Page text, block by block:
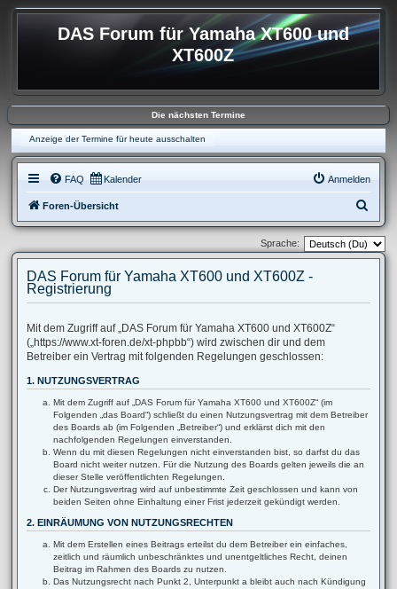
DAS Forum für Yamaha XT600 und
XT600Z
Die nächsten Termine
Anzeige der Termine für heute ausschalten
FAQ Kalender Anmelden
Foren-Übersicht
u
c
Sprache:
DAS Forum für Yamaha XT600 und XT600Z -
Registrierung
Mit dem Zugriff auf „DAS Forum für Yamaha XT600 und XT600Z“
(„https://www.xt-foren.de/xt-phpbb“) wird zwischen dir und dem
Betreiber ein Vertrag mit folgenden Regelungen geschlossen:
1. NUTZUNGSVERTRAG
Mit dem Zugriff auf „DAS Forum für Yamaha XT600 und XT600Z“ (im
Folgenden „das Board“) schließt du einen Nutzungsvertrag mit dem Betreiber
des Boards ab (im Folgenden „Betreiber“) und erklärst dich mit den
nachfolgenden Regelungen einverstanden.
Wenn du mit diesen Regelungen nicht einverstanden bist, so darfst du das
Board nicht weiter nutzen. Für die Nutzung des Boards gelten jeweils die an
dieser Stelle veröffentlichten Regelungen.
Der Nutzungsvertrag wird auf unbestimmte Zeit geschlossen und kann von
beiden Seiten ohne Einhaltung einer Frist jederzeit gekündigt werden.
2. EINRÄUMUNG VON NUTZUNGSRECHTEN
Mit dem Erstellen eines Beitrags erteilst du dem Betreiber ein einfaches,
zeitlich und räumlich unbeschränktes und unentgeltliches Recht, deinen
Beitrag im Rahmen des Boards zu nutzen.
Das Nutzungsrecht nach Punkt 2, Unterpunkt a bleibt auch nach Kündigung